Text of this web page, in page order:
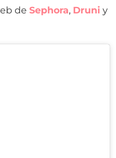
de Sephora, Druni y